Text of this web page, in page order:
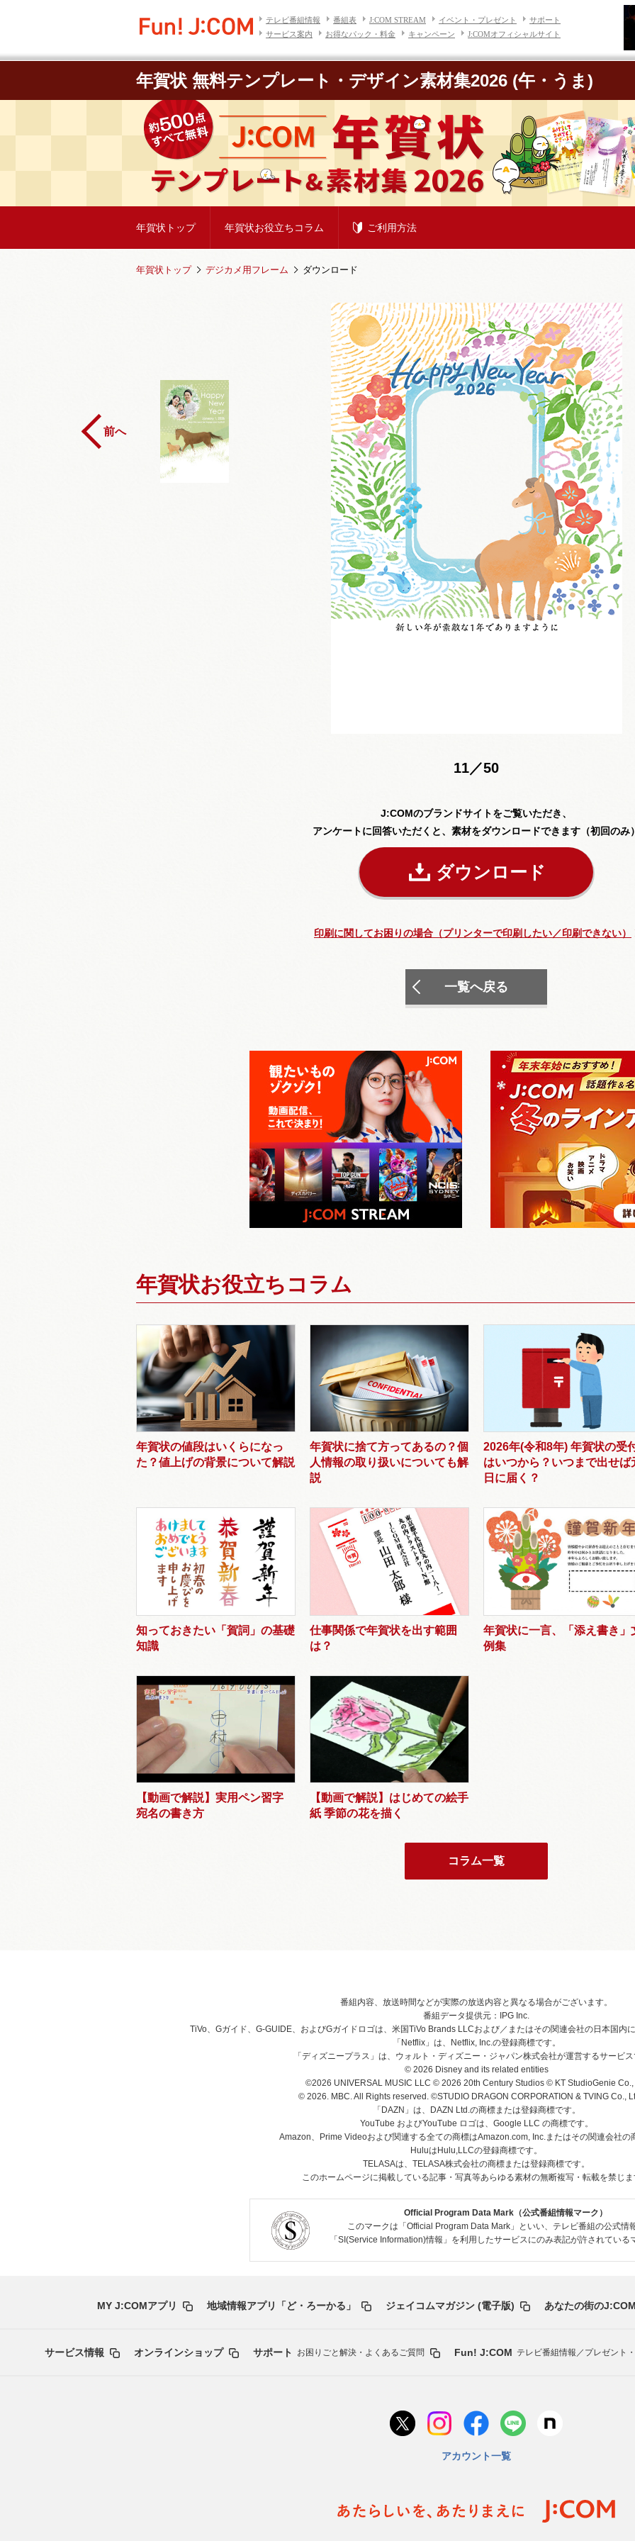
テレビ番組情報 番組表 J:COM STREAM イベント・プレゼント
サポート
サービス案内
お得なパック・料金 キャンペーン J:COMオフィシャルサイト
年賀状 無料テンプレート・デザイン素材集2026 (午・うま)
年賀状トップ 年賀状お役立ちコラム ご利用方法
年賀状トップ デジカメ用フレーム ダウンロード
11／50
J:COMのブランドサイトをご覧いただき、
アンケートに回答いただくと、素材をダウンロードできます（初回のみ
ダウンロード
印刷に関してお困りの場合（プリンターで印刷したい／印刷できない）
一覧へ戻る
年賀状お役立ちコラム
年賀状の値段はいくらになっ
た？値上げの背景について解説
年賀状に捨て方ってあるの？個
人情報の取り扱いについても解
説
2026年(令和8年) 年賀状の受
はいつから？いつまで出せば
日に届く？
知っておきたい「賀詞」の基礎
知識
仕事関係で年賀状を出す範囲
は？
年賀状に一言、「添え書き」
例集
【動画で解説】実用ペン習字
宛名の書き方
【動画で解説】はじめての絵手
紙 季節の花を描く
コラム一覧
番組内容、放送時間などが実際の放送内容と異なる場合がございます。
番組データ提供元：IPG Inc.
TiVo、Gガイド、G-GUIDE、およびGガイドロゴは、米国TiVo Brands LLCおよび／またはその関連会社の日本国内
「Netflix」は、Netflix, Inc.の登録商標です。
「ディズニープラス」は、ウォルト・ディズニー・ジャパン株式会社が運営するサービ
© 2026 Disney and its related entities
©2026 UNIVERSAL MUSIC LLC © 2026 20th Century Studios © KT StudioGenie Co.,
© 2026. MBC. All Rights reserved. ©STUDIO DRAGON CORPORATION & TVING Co.,
「DAZN」は、DAZN Ltd.の商標または登録商標です。
YouTube およびYouTube ロゴは、Google LLC の商標です。
Amazon、Prime Videoおよび関連する全ての商標はAmazon.com, Inc.またはその関連会社の
HuluはHulu,LLCの登録商標です。
TELASAは、TELASA株式会社の商標または登録商標です。
このホームページに掲載している記事・写真等あらゆる素材の無断複写・転載を禁じ
Official Program Data Mark（公式番組情報マーク）
このマークは「Official Program Data Mark」といい、テレビ番組の公式情
「SI(Service Information)情報」を利用したサービスにのみ表記が許されている
MY J:COMアプリ 地域情報アプリ「ど・ろーかる」 ジェイコムマガジン (電子版) あなたの街の
サービス情報 オンラインショップ サポート お困りごと解決・よくあるご質問 Fun! J:COM テレビ番組情報／プレゼント
アカウント一覧